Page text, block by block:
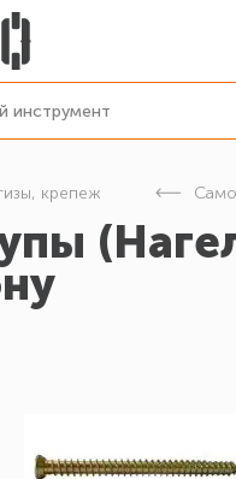
крепеж